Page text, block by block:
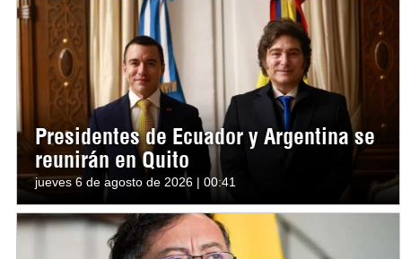
Presidentes de Ecuador y Argentina se
reunirán en Quito
jueves 6 de agosto de 2026 | 00:41